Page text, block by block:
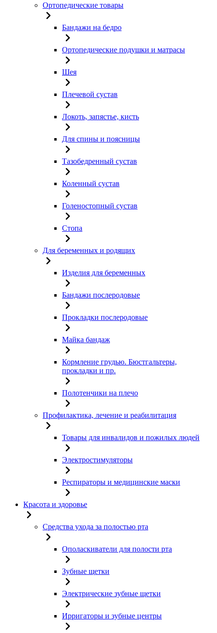
Ортопедические товары
Бандажи на бедро
Ортопедические подушки и матрасы
Шея
Плечевой сустав
Локоть, запястье, кисть
Для спины и поясницы
Тазобедренный сустав
Коленный сустав
Голеностопный сустав
Стопа
Для беременных и родящих
Изделия для беременных
Бандажи послеродовые
Прокладки послеродовые
Майка бандаж
Кормление грудью. Бюстгальтеры,
прокладки и пр.
Полотенчики на плечо
Профилактика, лечение и реабилитация
Товары для инвалидов и пожилых людей
Электростимуляторы
Респираторы и медицинские маски
Красота и здоровье
Средства ухода за полостью рта
Ополаскиватели для полости рта
Зубные щетки
Электрические зубные щетки
Ирригаторы и зубные центры